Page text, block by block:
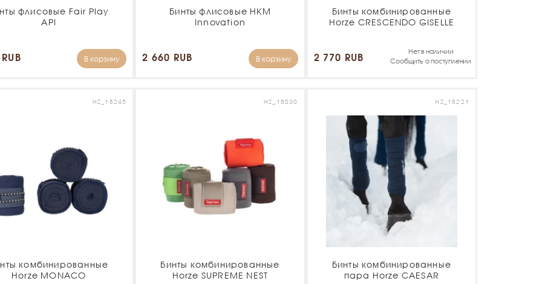
флисовые Fair Play
API
В корзину
Бинты флисовые HKM
Innovation
2 660 RUB В корзину
Бинты комбинированные
Horze CRESCENDO GISELLE
2 770 RUB
Нет в наличии
Сообщить о поступлении
HZ_18245
комбинированные
Horze MONACO
HZ_18030
Бинты комбинированные
Horze SUPREME NEST
HZ_18221
Бинты комбинированные
пара Horze CAESAR